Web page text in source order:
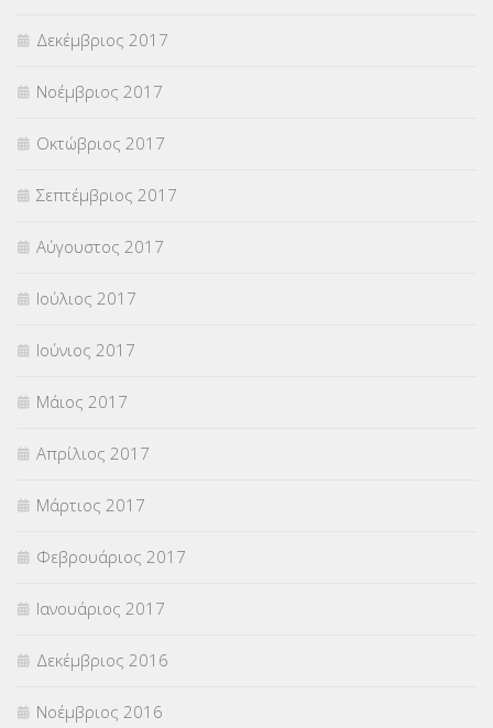
Δεκέμβριος 2017
Νοέμβριος 2017
Οκτώβριος 2017
Σεπτέμβριος 2017
Αύγουστος 2017
Ιούλιος 2017
Ιούνιος 2017
Μάιος 2017
Απρίλιος 2017
Μάρτιος 2017
Φεβρουάριος 2017
Ιανουάριος 2017
Δεκέμβριος 2016
Νοέμβριος 2016